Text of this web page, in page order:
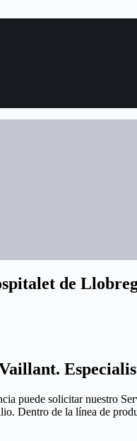
de
puede solicitar nuestro
Dentro de la línea de